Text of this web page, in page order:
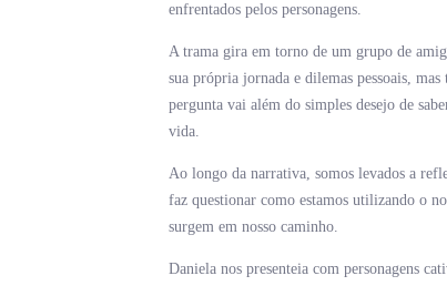
enfrentados pelos personagens.
A trama gira em torno de um grupo de
sua própria jornada e dilemas pessoais,
pergunta vai além do simples desejo de
vida.
Ao longo da narrativa, somos levados a
faz questionar como estamos utilizando o
surgem em nosso caminho.
Daniela nos presenteia com personagens